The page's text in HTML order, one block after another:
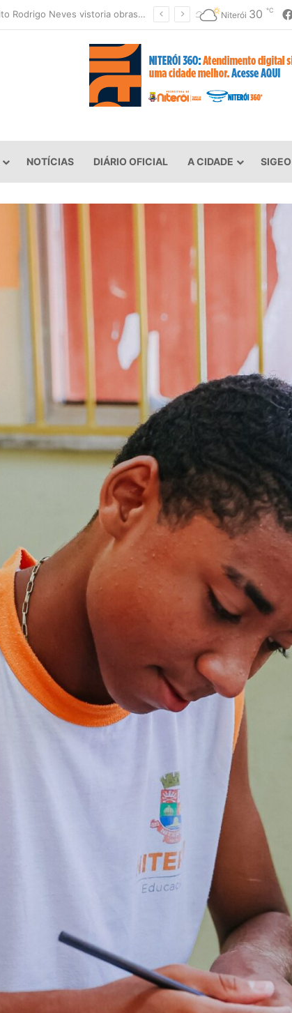
Clin moderniza uniformes e reforça cuidado com a saúde dos garis Niterói 30 ℃
NOTÍCIAS DIÁRIO OFICIAL A CIDADE SIGEO